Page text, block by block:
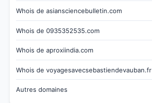
Whois de asiansciencebulletin.com
Whois de 0935352535.com
Whois de aproxiindia.com
Whois de voyagesavecsebastiendevauban.fr
Autres domaines